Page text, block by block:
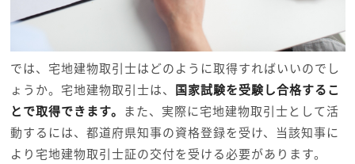
では、宅地建物取引士はどのように取得すればいいのでし
ょうか。宅地建物取引士は、 国家試験を受験し合格するこ
とで取得できます。 また、実際に宅地建物取引士として活
動するには、都道府県知事の資格登録を受け、当該知事に
より宅地建物取引士証の交付を受ける必要があります。